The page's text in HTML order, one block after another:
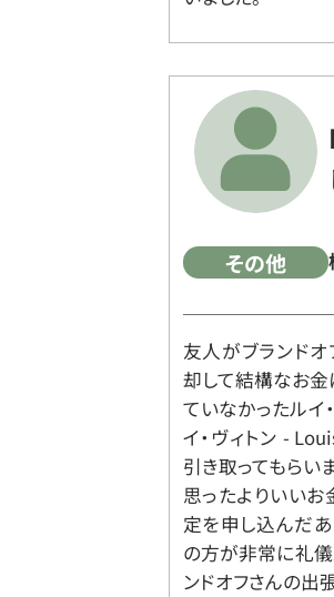
その他
友人がブランド
却して結構なお金
ていなかったルイ
イ・ヴィトン -
引き取ってもらい
思ったよりいいお
定を申し込んだ
の方が非常に礼儀
ンドオフさんの出